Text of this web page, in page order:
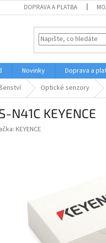
DOPRAVA A PLATBA
Novinky Doprava a
Optické senzory
N41C KEYENCE
KEYENCE